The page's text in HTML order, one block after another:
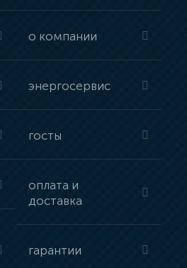
о компании
энергосервис
госты
оплата и
доставка
гарантии